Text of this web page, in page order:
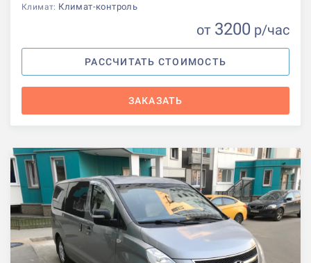
Климат: Климат-контроль
от 3200 р/час
РАССЧИТАТЬ СТОИМОСТЬ
ЗАКАЗАТЬ